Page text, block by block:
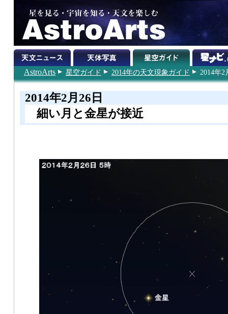
AstroArts 星空ガイド 2014年の天文現象ガイド 2014年2
2014年2月26日
細い月と金星が接近